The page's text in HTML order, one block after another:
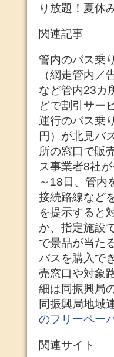
り放題！夏休
関連記事
管内のバス乗
（網走管内
など管内23カ
どで割引サー
運行のバス乗
円）が北見バ
所の窓口で販
ス事業者8社
～18日、管内
接続路線など
を提示すると
か、指定施設
で景品が当た
パスを購入で
売窓口や対象
細は同振興局
同振興局地域
のフリーペー
関連サイト